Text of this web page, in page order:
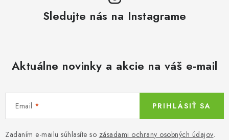
Sledujte nás na Instagrame
Aktuálne novinky a akcie na váš e-mail
Email
Zadaním e-mailu súhlasíte so zásadami ochrany osobných údajov.
PRIHLÁSIŤ SA